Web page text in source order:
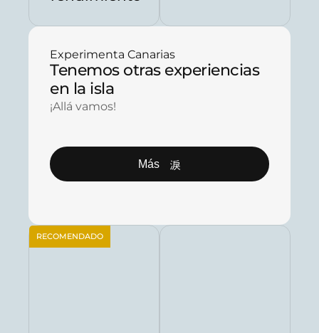
Experimenta Canarias
Tenemos otras experiencias
en la isla
¡Allá vamos!
Más
RECOMENDADO